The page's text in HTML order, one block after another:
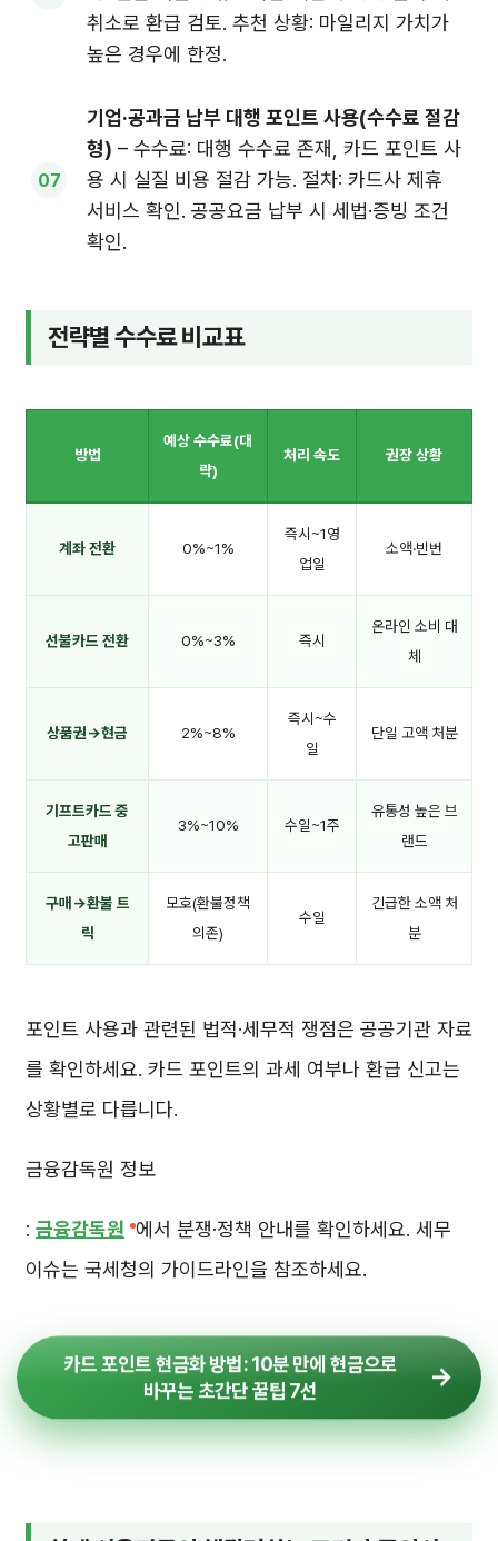
취소로 환급 검토. 추천 상황: 마일리지 가치가
높은 경우에 한정.
기업·공과금 납부 대행 포인트 사용(수수료 절감
형) – 수수료: 대행 수수료 존재, 카드 포인트 사
용 시 실질 비용 절감 가능. 절차: 카드사 제휴
서비스 확인. 공공요금 납부 시 세법·증빙 조건
확인.
전략별 수수료 비교표
방법
예상 수수료(대
략)
처리 속도 권장 상황
계좌 전환 0%~1%
즉시~1영
업일
소액·빈번
선불카드 전환 0%~3% 즉시
온라인 소비 대
체
상품권→현금 2%~8%
즉시~수
일
단일 고액 처분
기프트카드 중
고판매
3%~10% 수일~1주
유통성 높은 브
랜드
구매→환불 트
릭
모호(환불정책
의존)
수일
긴급한 소액 처
분
포인트 사용과 관련된 법적·세무적 쟁점은 공공기관 자료
를 확인하세요. 카드 포인트의 과세 여부나 환급 신고는
상황별로 다릅니다.
금융감독원 정보
: 금융감독원 에서 분쟁·정책 안내를 확인하세요. 세무
이슈는 국세청의 가이드라인을 참조하세요.
카드 포인트 현금화 방법: 10분 만에 현금으로
바꾸는 초간단 꿀팁 7선